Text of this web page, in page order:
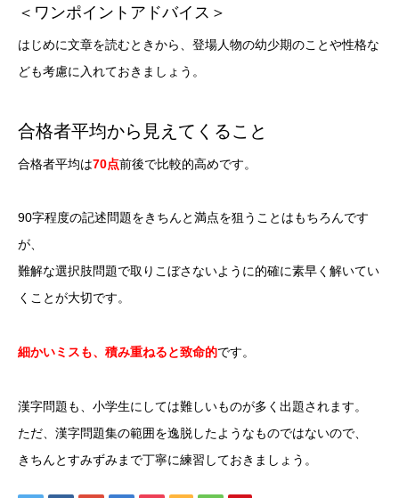
＜ワンポイントアドバイス＞
はじめに文章を読むときから、登場人物の幼少期のことや性格な
ども考慮に入れておきましょう。
合格者平均から見えてくること
合格者平均は70点前後で比較的高めです。
90字程度の記述問題をきちんと満点を狙うことはもちろんです
が、
難解な選択肢問題で取りこぼさないように的確に素早く解いてい
くことが大切です。
細かいミスも、積み重ねると致命的です。
漢字問題も、小学生にしては難しいものが多く出題されます。
ただ、漢字問題集の範囲を逸脱したようなものではないので、
きちんとすみずみまで丁寧に練習しておきましょう。